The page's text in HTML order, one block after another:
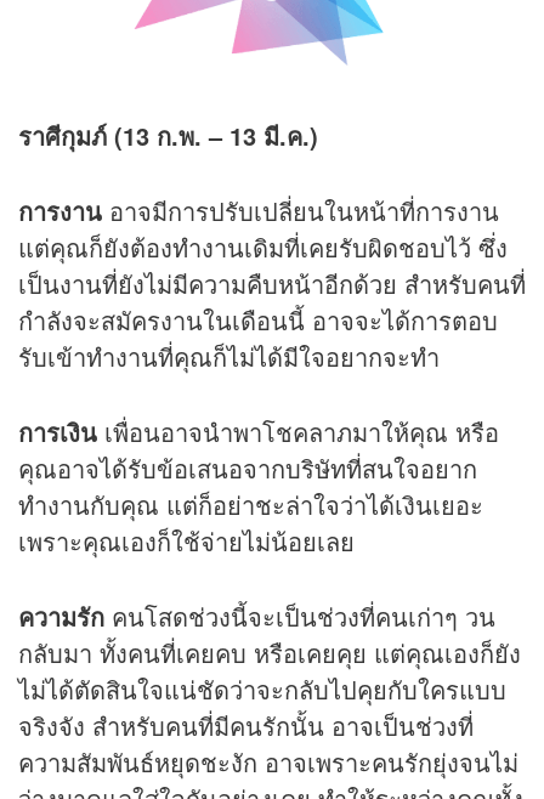
ราศีกุมภ์ (13 ก.พ. – 13 มี.ค.)
การงาน อาจมีการปรับเปลี่ยนในหน้าที่การงาน
แต่คุณก็ยังต้องทำงานเดิมที่เคยรับผิดชอบไว้ ซึ่ง
เป็นงานที่ยังไม่มีความคืบหน้าอีกด้วย สำหรับคนที่
กำลังจะสมัครงานในเดือนนี้ อาจจะได้การตอบ
รับเข้าทำงานที่คุณก็ไม่ได้มีใจอยากจะทำ
การเงิน เพื่อนอาจนำพาโชคลาภมาให้คุณ หรือ
คุณอาจได้รับข้อเสนอจากบริษัทที่สนใจอยาก
ทำงานกับคุณ แต่ก็อย่าชะล่าใจว่าได้เงินเยอะ
เพราะคุณเองก็ใช้จ่ายไม่น้อยเลย
ความรัก คนโสดช่วงนี้จะเป็นช่วงที่คนเก่าๆ วน
กลับมา ทั้งคนที่เคยคบ หรือเคยคุย แต่คุณเองก็ยัง
ไม่ได้ตัดสินใจแน่ชัดว่าจะกลับไปคุยกับใครแบบ
จริงจัง สำหรับคนที่มีคนรักนั้น อาจเป็นช่วงที่
ความสัมพันธ์หยุดชะงัก อาจเพราะคนรักยุ่งจนไม่